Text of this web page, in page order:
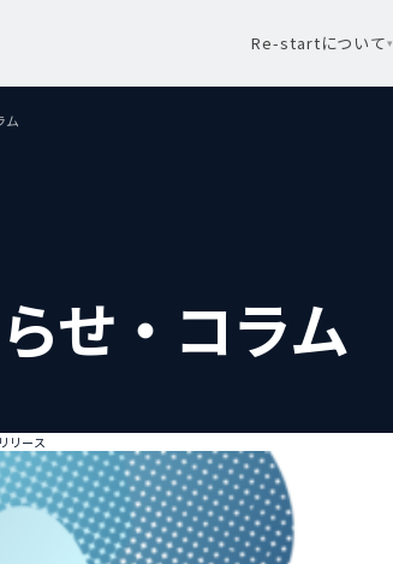
Re-startについて▾
ム
せ・コラム
リース